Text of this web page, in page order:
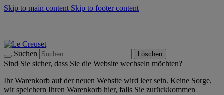
Skip to main content Skip to footer content
Suchen Löschen
Sind Sie sicher, dass Sie die Website wechseln möchten?
Ihr Warenkorb auf der neuen Website wird leer sein. Keine Sorge,
wir speichern Ihren Warenkorb hier, falls Sie zurückkommen